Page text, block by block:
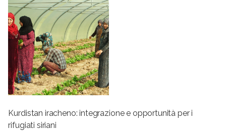
Kurdistan iracheno: integrazione e opportunità per i
rifugiati siriani